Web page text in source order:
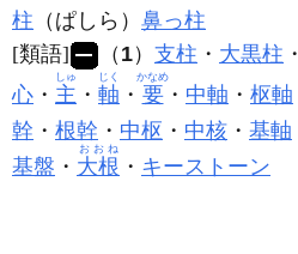
柱 （ぱしら） 鼻っ柱
[類語]
（ 1） 支柱 ・ 大黒柱 ・
心 ・ 主
しゅ
・ 軸
じく
・ 要
かなめ
・ 中軸 ・ 枢軸
幹 ・ 根幹 ・ 中枢 ・ 中核 ・ 基軸
基盤 ・ 大根
おおね
・ キーストーン